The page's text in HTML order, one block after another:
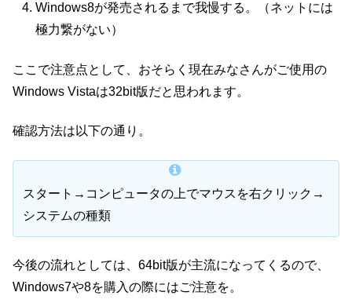
Windows8が発売されるまで我慢する。（ネットには
極力繋がない）
ここで注意点として、おそらく現在みなさんがご使用の
Windows Vistaは32bit版だと思われます。
確認方法は以下の通り。
スタート→コンピュータの上でマウスを右クリック→
システムの種類
今後の流れとしては、64bit版が主流になってくるので、
Windows7や8を購入の際にはご注意を。